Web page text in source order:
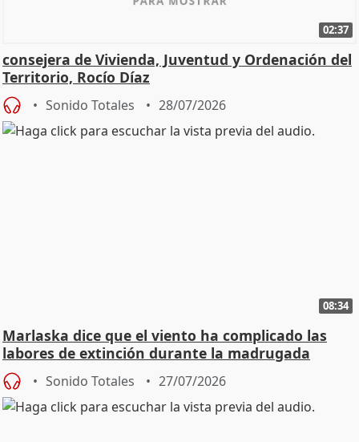
02:37
consejera de Vivienda, Juventud y Ordenación del
Territorio, Rocío Díaz
Sonido Totales 28/07/2026
08:34
Marlaska dice que el viento ha complicado las
labores de extinción durante la madrugada
Sonido Totales 27/07/2026